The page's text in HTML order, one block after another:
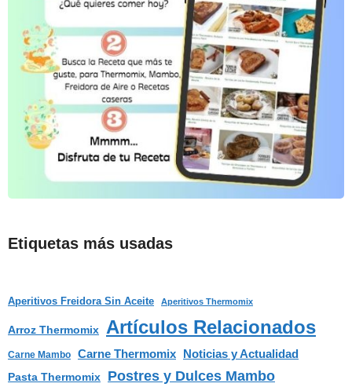
Etiquetas más usadas
Aperitivos Freidora Sin Aceite Aperitivos Thermomix
Arroz Thermomix Artículos Relacionados
Carne Mambo Carne Thermomix Noticias y Actualidad
Pasta Thermomix Postres y Dulces Mambo